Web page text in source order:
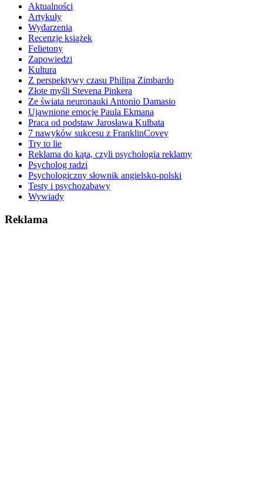
Aktualności
Artykuły
Wydarzenia
Recenzje książek
Felietony
Zapowiedzi
Kultura
Z perspektywy czasu Philipa Zimbardo
Złote myśli Stevena Pinkera
Ze świata neuronauki Antonio Damasio
Ujawnione emocje Paula Ekmana
Praca od podstaw Jarosława Kulbata
7 nawyków sukcesu z FranklinCovey
Try to lie
Reklama do kąta, czyli psychologia reklamy
Psycholog radzi
Psychologiczny słownik angielsko-polski
Testy i psychozabawy
Wywiady
Reklama